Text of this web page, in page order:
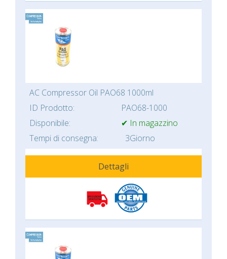
AC Compressor Oil PAO68 1000ml
ID Prodotto:
PAO68-1000
Disponibile:
✔ In magazzino
Tempi di consegna:
3Giorno
Dettagli